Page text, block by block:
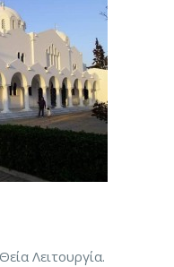
Λειτουργία.